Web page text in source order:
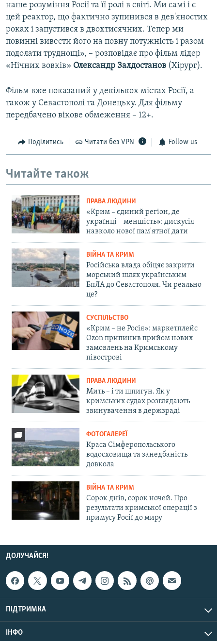
наше розуміння Росії та її ролі в світі. Ми самі і є
цей реактор, що фактично зупинився в дев'яностих
роках і запустився в двохтисячних. Тепер ми
повинні вивести його на повну потужність і разом
подолати труднощі», – розповідає про фільм лідер
«Нічних вовків» Олександр Залдостанов (Хірург).
Фільм вже показаний у декількох містах Росії, а
також у Севастополі та Донецьку. Для фільму
передбачено вікове обмеження – 12+.
Поділитись Читати без VPN Follow us
Читайте також
ПРАВА ЛЮДИНИ
«Крим – єдиний регіон, де
українці – меншість»: дискусія
навколо нової пам'ятної дати
ВІЙНА ТА КРИМ
Російська влада обіцяє закрити
морський шлях українським
БпЛА до Севастополя. Чи реально
це?
СУСПІЛЬСТВО
«Крим – не Росія»: маркетплейс
Ozon припинив прийом нових
замовлень на Кримському
півострові
ПРАВА ЛЮДИНИ
Мить – і ти шпигун. Як у
кримських судах розглядають
звинувачення в держзраді
ФОТОГАЛЕРЕЇ
Краса Сімферопольського
водосховища та занедбаність
довкола
ВІЙНА ТА КРИМ
Сорок днів, сорок ночей. Про
результати кримської операції з
примусу Росії до миру
ДОЛУЧАЙСЯ!
ПІДТРИМКА
ІНФО